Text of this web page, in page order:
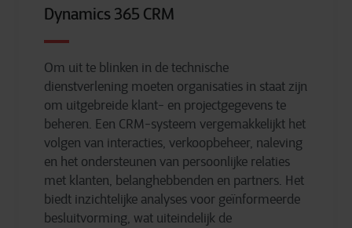
Dynamics 365 CRM
Om uit te blinken in de technische
dienstverlening moeten organisaties in staat zijn
om uitgebreide klant- en projectgegevens te
beheren. Een CRM-systeem vergemakkelijkt het
volgen van interacties, verkoopbeheer, naleving
en het ondersteunen van persoonlijke relaties
met klanten, belanghebbenden en partners. Het
biedt inzichtelijke analyses voor geïnformeerde
besluitvorming, wat uiteindelijk de